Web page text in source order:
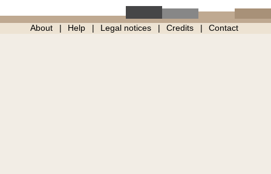
About Help Legal notices Credits Contact